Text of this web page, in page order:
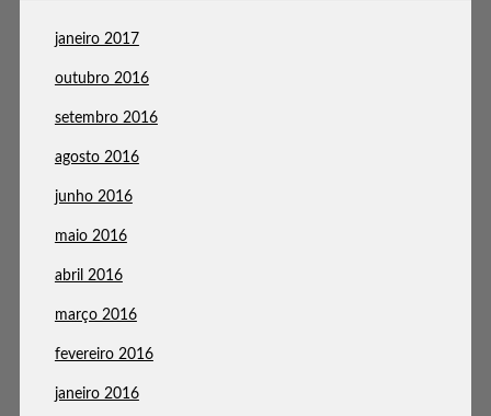
janeiro 2017
outubro 2016
setembro 2016
agosto 2016
junho 2016
maio 2016
abril 2016
março 2016
fevereiro 2016
janeiro 2016